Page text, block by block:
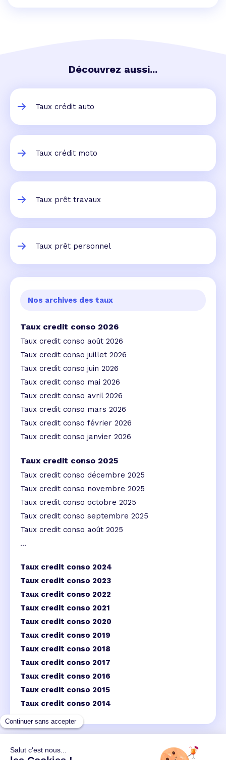
Découvrez aussi...
Taux crédit auto
Taux crédit moto
Taux prêt travaux
Taux prêt personnel
Nos archives des taux
Taux credit conso 2026
Taux credit conso août 2026
Taux credit conso juillet 2026
Taux credit conso juin 2026
Taux credit conso mai 2026
Taux credit conso avril 2026
Taux credit conso mars 2026
Taux credit conso février 2026
Taux credit conso janvier 2026
Taux credit conso 2025
Taux credit conso décembre 2025
Taux credit conso novembre 2025
Taux credit conso octobre 2025
Taux credit conso septembre 2025
Taux credit conso août 2025
...
Taux credit conso 2024
Taux credit conso 2023
Taux credit conso 2022
Taux credit conso 2021
Taux credit conso 2020
Taux credit conso 2019
Taux credit conso 2018
Taux credit conso 2017
Taux credit conso 2016
Taux credit conso 2015
Taux credit conso 2014